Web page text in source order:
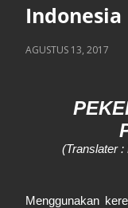
Indonesia
AGUSTUS 13, 2017
(Translater
Menggunakan